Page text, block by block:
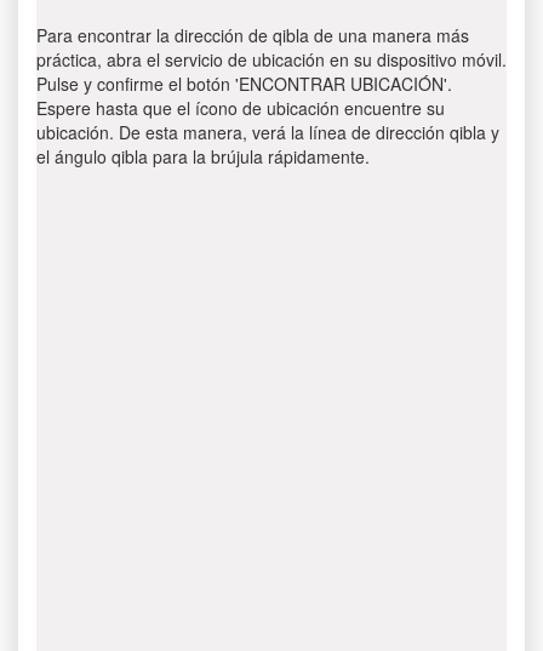
Para encontrar la dirección de qibla de una manera más
práctica, abra el servicio de ubicación en su dispositivo móvil.
Pulse y confirme el botón 'ENCONTRAR UBICACIÓN'.
Espere hasta que el ícono de ubicación encuentre su
ubicación. De esta manera, verá la línea de dirección qibla y
el ángulo qibla para la brújula rápidamente.